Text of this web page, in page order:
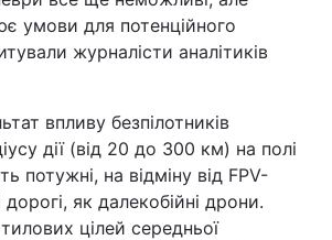
умови для потенційного
журналісти аналітиків
впливу безпілотників
дії (від 20 до 300 км) на полі
потужні, на відміну від FPV-
дорогі, як далекобійні дрони.
цілей середньої